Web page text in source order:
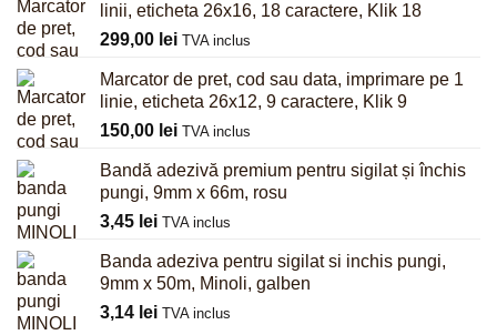
linii, eticheta 26x16, 18 caractere, Klik 18
299,00 lei TVA inclus
Marcator de pret, cod sau data, imprimare pe 1
linie, eticheta 26x12, 9 caractere, Klik 9
150,00 lei TVA inclus
Bandă adezivă premium pentru sigilat și închis
pungi, 9mm x 66m, rosu
3,45 lei TVA inclus
Banda adeziva pentru sigilat si inchis pungi,
9mm x 50m, Minoli, galben
3,14 lei TVA inclus